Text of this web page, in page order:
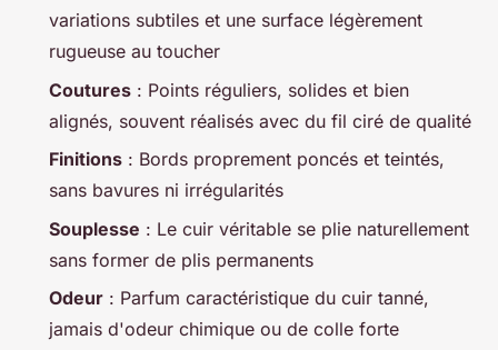
variations subtiles et une surface légèrement
rugueuse au toucher
Coutures : Points réguliers, solides et bien
alignés, souvent réalisés avec du fil ciré de qualité
Finitions : Bords proprement poncés et teintés,
sans bavures ni irrégularités
Souplesse : Le cuir véritable se plie naturellement
sans former de plis permanents
Odeur : Parfum caractéristique du cuir tanné,
jamais d'odeur chimique ou de colle forte